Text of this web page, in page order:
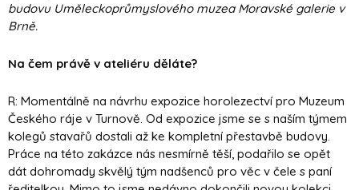
budovu Uměleckoprůmyslového muzea Moravské galerie v
Brně.
Na čem právě v ateliéru děláte?
R: Momentálně na návrhu expozice horolezectví pro Muzeum
Českého ráje v Turnově. Od expozice jsme se s naším týmem
kolegů stavařů dostali až ke kompletní přestavbě budovy.
Práce na této zakázce nás nesmírně těší, podařilo se opět
dát dohromady skvělý tým nadšenců pro věc v čele s paní